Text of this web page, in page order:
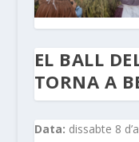
EL BALL
TORNA A
Data: dissabte 8